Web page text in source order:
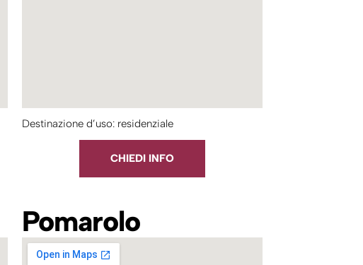
Destinazione d’uso: residenziale
CHIEDI INFO
Pomarolo